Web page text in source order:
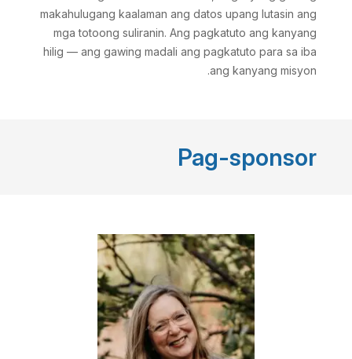
makahulugang kaalaman ang datos upang lutasin ang
mga totoong suliranin. Ang pagkatuto ang kanyang
hilig — ang gawing madali ang pagkatuto para sa iba
ang kanyang misyon.
Pag-sponsor